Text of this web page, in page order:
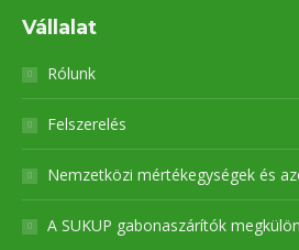
Vállalat
Rólunk
Felszerelés
Nemzetközi mértékegységek és
A SUKUP gabonaszárítók